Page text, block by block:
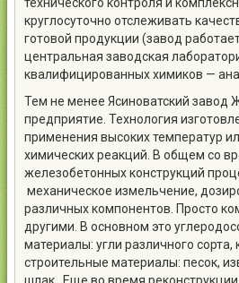
круглосуточно отслеживать
готовой продукции (завод
центральная заводская
квалифицированных химиков —
Тем не менее Ясиноватский завод
предприятие. Технология
применения высоких температур
химических реакций. В общем со
железобетонных конструкций
механическое измельчение,
различных компонентов. Просто
другими. В основном это
материалы: угли различного сорта,
строительные материалы: песок,